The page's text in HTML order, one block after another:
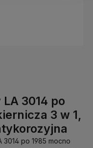
LA 3014 po
3 w 1,
3014 po 1985 mocno